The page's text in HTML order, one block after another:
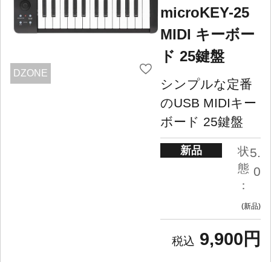
DZONE
microKEY-25
MIDI キーボー
ド 25鍵盤
シンプルな定番
のUSB MIDIキー
ボード 25鍵盤
新品
状
態
：
5.
0
新品
9,900円